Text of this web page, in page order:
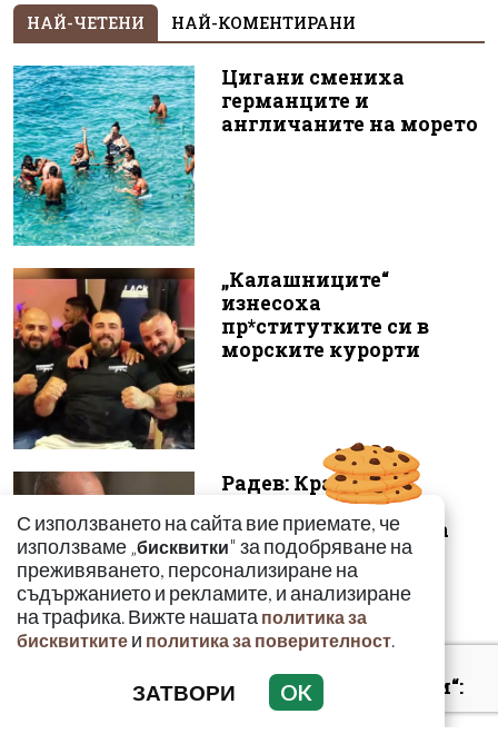
НАЙ-ЧЕТЕНИ НАЙ-КОМЕНТИРАНИ
Цигани смениха
германците и
англичаните на морето
„Калашниците“
изнесоха
пр*ститутките си в
морските курорти
Радев: Край на 15-
годишната сага –
безценният архив на
македонските бъ...
„Умира се за секунди“:
Токсиколог
С използването на сайта вие приемате, че
използваме „бисквитки" за подобряване на
преживяването, персонализиране на
съдържанието и рекламите, и анализиране
на трафика. Вижте нашата политика за
бисквитките и политика за поверителност.
ЗАТВОРИ OK